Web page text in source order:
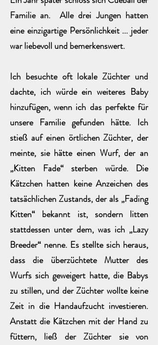
Familie an. Alle drei Jungen hatten
eine einzigartige Persönlichkeit ... jeder
war liebevoll und bemerkenswert.
Ich besuchte oft lokale Züchter und
dachte, ich würde ein weiteres Baby
hinzufügen, wenn ich das perfekte für
unsere Familie gefunden hätte. Ich
stieß auf einen örtlichen Züchter, der
meinte, sie hätte einen Wurf, der an
„Kitten Fade“ sterben würde. Die
Kätzchen hatten keine Anzeichen des
tatsächlichen Zustands, der als „Fading
Kitten“ bekannt ist, sondern litten
stattdessen unter dem, was ich „Lazy
Breeder“ nenne. Es stellte sich heraus,
dass die überzüchtete Mutter des
Wurfs sich geweigert hatte, die Babys
zu stillen, und der Züchter wollte keine
Zeit in die Handaufzucht investieren.
Anstatt die Kätzchen mit der Hand zu
füttern, ließ der Züchter sie von